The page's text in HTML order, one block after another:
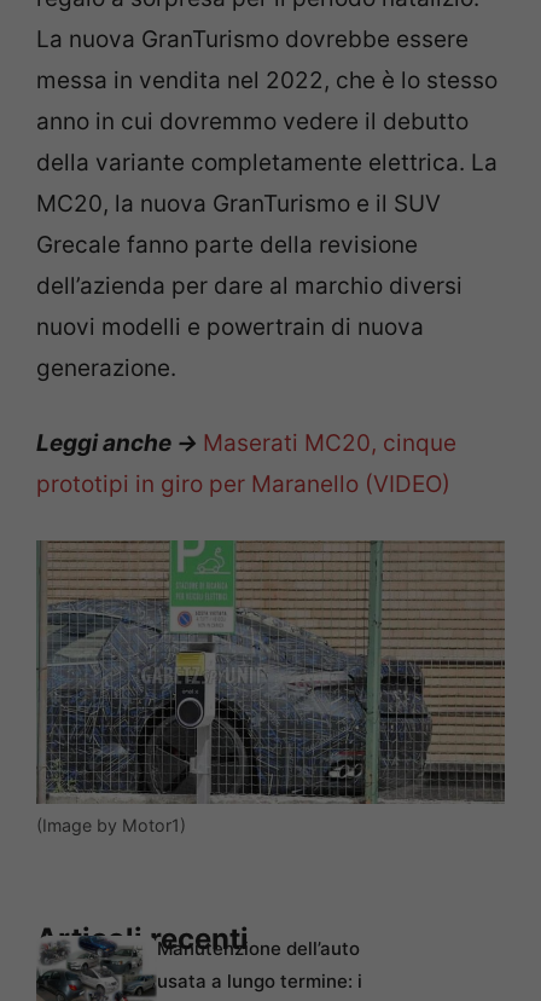
La nuova GranTurismo dovrebbe essere
messa in vendita nel 2022, che è lo stesso
anno in cui dovremmo vedere il debutto
della variante completamente elettrica. La
MC20, la nuova GranTurismo e il SUV
Grecale fanno parte della revisione
dell’azienda per dare al marchio diversi
nuovi modelli e powertrain di nuova
generazione.
Leggi anche -> Maserati MC20, cinque
prototipi in giro per Maranello (VIDEO)
(Image by Motor1)
Articoli recentiManutenzione dell’auto
usata a lungo termine: i